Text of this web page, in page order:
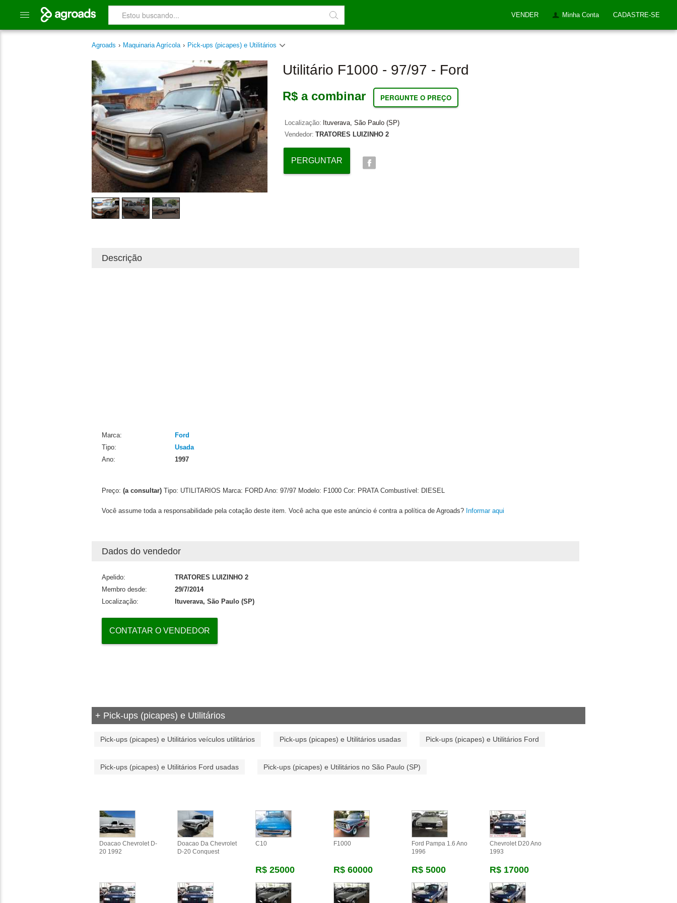
VENDER Minha Conta CADASTRE-SE
Agroads › Maquinaria Agrícola › Pick-ups (picapes) e Utilitários
Utilitário F1000 - 97/97 - Ford
R$ a combinar PERGUNTE O PREÇO
Localização: Ituverava, São Paulo (SP)
Vendedor: TRATORES LUIZINHO 2
PERGUNTAR
Descrição
Marca:
Ford
Tipo:
Usada
Ano:
1997
Preço: (a consultar) Tipo: UTILITARIOS Marca: FORD Ano: 97/97 Modelo: F1000 Cor: PRATACombustível: DIESEL
Você assume toda a responsabilidade pela cotação deste item. Você acha que este anúncio é contra a política de Agroads? Informar aqui
Dados do vendedor
Apelido:
TRATORES LUIZINHO 2
Membro desde:
29/7/2014
Localização:
Ituverava, São Paulo (SP)
CONTATAR O VENDEDOR
+ Pick-ups (picapes) e Utilitários
Pick-ups (picapes) e Utilitários veículos utilitários Pick-ups (picapes) e Utilitários usadas Pick-ups (picapes) e Utilitários Ford
Pick-ups (picapes) e Utilitários Ford usadas Pick-ups (picapes) e Utilitários no São Paulo (SP)
Doacao Chevrolet D-
20 1992
Doacao Da Chevrolet
D-20 Conquest
C10
R$ 25000
F1000
R$ 60000
Ford Pampa 1.6 Ano
1996
R$ 5000
Chevrolet D20 Ano
1993
R$ 17000